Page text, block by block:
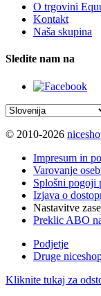
O trgovini
Kontakt
Naša skupina
Sledite nam na
© 2010-2026
Impresum in
Varovanje
Splošni pogoji
Izjava o
Nastavitve
Preklic ABO
Podjetje
Druge
Kliknite tukaj za